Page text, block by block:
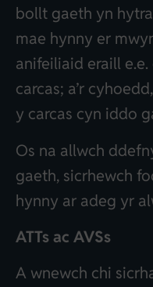
bollt gaeth yn
mae hynny er
anifeiliaid eraill
carcas; a’r
y carcas cyn iddo
Os na allwch
gaeth, sicrhewch
hynny ar adeg yr
ATTs ac AVSs
A wnewch chi